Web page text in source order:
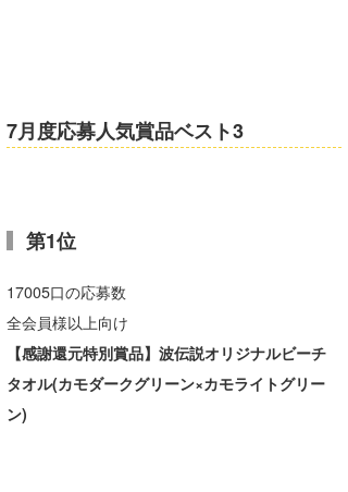
7月度応募人気賞品ベスト3
第1位
17005口の応募数
全会員様以上向け
【感謝還元特別賞品】波伝説オリジナルビーチ
タオル(カモダークグリーン×カモライトグリー
ン)
三輪予報士
上田純子
唐澤予報士
SancheZ